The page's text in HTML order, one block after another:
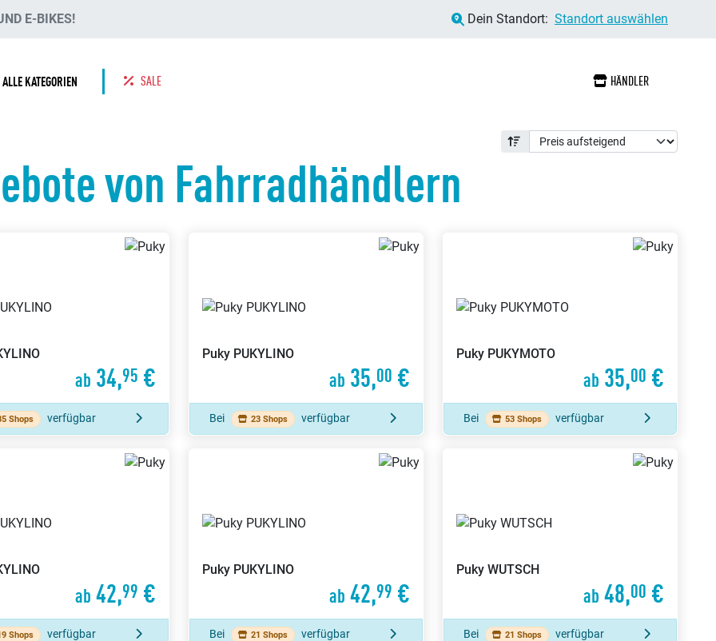
E-BIKES! Dein Standort: Standort auswählen
ALLE KATEGORIEN SALE HÄNDLER
von Fahrradhändlern
ab 34,95 €
Shops verfügbar
Puky PUKYLINO
ab 35,00 €
Bei 23 Shops verfügbar
Puky PUKYMOTO
ab 35,00 €
Bei 53 Shops verfügbar
ab 42,99 €
Shops verfügbar
Puky PUKYLINO
ab 42,99 €
Bei 21 Shops verfügbar
Puky WUTSCH
ab 48,00 €
Bei 21 Shops verfügbar